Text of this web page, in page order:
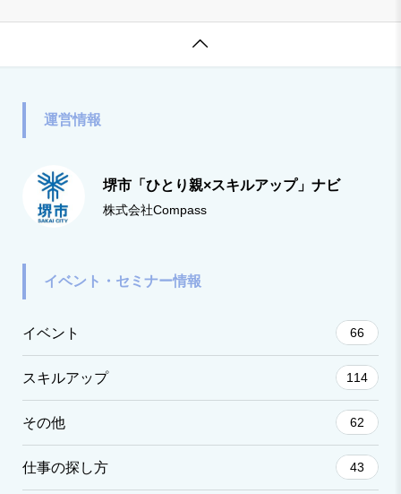

運営情報
堺市「ひとり親×スキルアップ」ナビ
株式会社Compass
イベント・セミナー情報
イベント 66
スキルアップ 114
その他 62
仕事の探し方 43